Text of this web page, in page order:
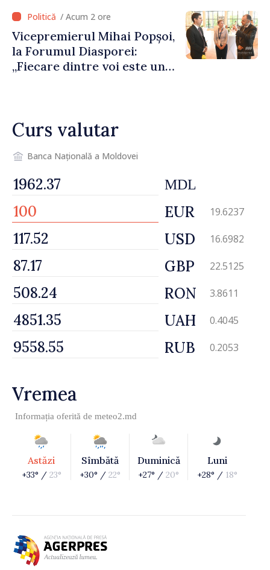
registrului naval național
/ Acum 2 ore
Vicepremierul Mihai Popșoi,
la Forumul Diasporei:
„Fiecare dintre voi este un
Curs valutar
Banca Națională a Moldovei
MDL
EUR 19.6237
USD 16.6982
GBP 22.5125
RON 3.8611
UAH 0.4045
RUB 0.2053
Vremea
Informația oferită de meteo2.md
Astăzi
+33° / 23°
Sîmbătă
+30° / 22°
Duminică
+27° / 20°
Luni
+28° / 18°